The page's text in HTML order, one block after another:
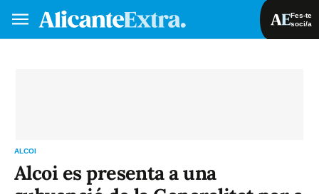
Fes-te
soci/a
ALCOI
Alcoi es presenta a una